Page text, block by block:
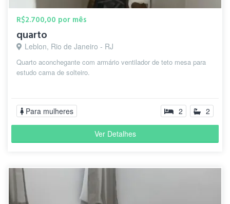
R$2.700,00 por mês
quarto
Leblon, Rio de Janeiro - RJ
Quarto aconchegante com armário ventilador de teto mesa para
estudo cama de solteiro.
Para mulheres 2 2
Ver Detalhes